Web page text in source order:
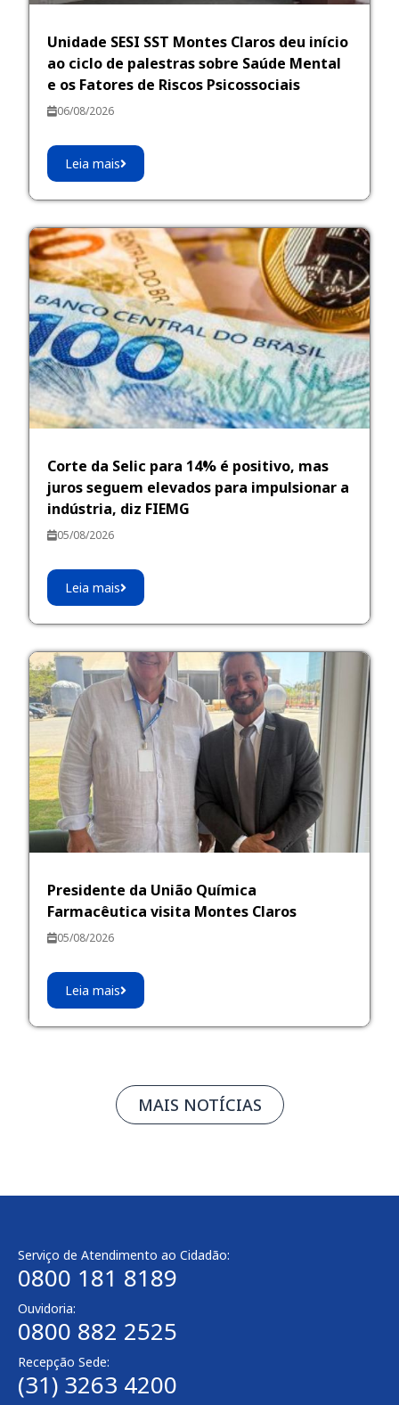
Unidade SESI SST Montes Claros deu início
ao ciclo de palestras sobre Saúde Mental
e os Fatores de Riscos Psicossociais
06/08/2026
Leia mais
Corte da Selic para 14% é positivo, mas
juros seguem elevados para impulsionar a
indústria, diz FIEMG
05/08/2026
Leia mais
Presidente da União Química
Farmacêutica visita Montes Claros
05/08/2026
Leia mais
MAIS NOTÍCIAS
Serviço de Atendimento ao Cidadão:
0800 181 8189
Ouvidoria:
0800 882 2525
Recepção Sede:
(31) 3263 4200